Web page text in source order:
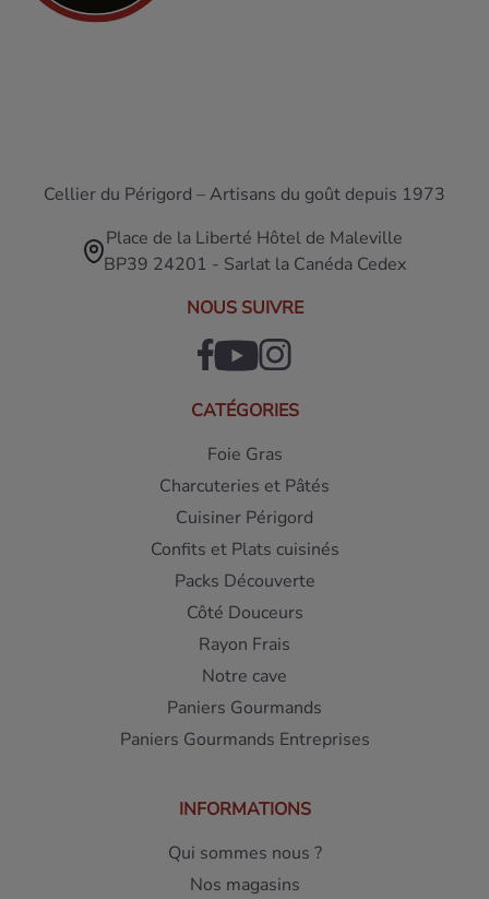
Cellier du Périgord – Artisans du goût depuis 1973
Place de la Liberté Hôtel de Maleville
BP39 24201 - Sarlat la Canéda Cedex
NOUS SUIVRE
CATÉGORIES
Foie Gras
Charcuteries et Pâtés
Cuisiner Périgord
Confits et Plats cuisinés
Packs Découverte
Côté Douceurs
Rayon Frais
Notre cave
Paniers Gourmands
Paniers Gourmands Entreprises
INFORMATIONS
Qui sommes nous ?
Nos magasins